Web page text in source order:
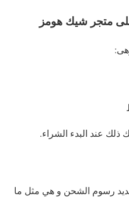
متجر شيك هومز
عند البدء الشراء.
رسوم الشحن و هي مثل ما